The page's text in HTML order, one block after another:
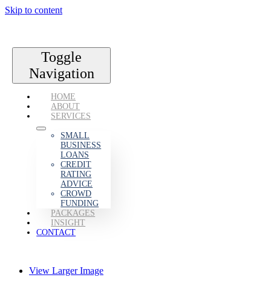
Skip to content
Toggle
Navigation
HOME
ABOUT
SERVICES
SMALL
BUSINESS
LOANS
CREDIT
RATING
ADVICE
CROWD
FUNDING
PACKAGES
INSIGHT
CONTACT
View Larger Image